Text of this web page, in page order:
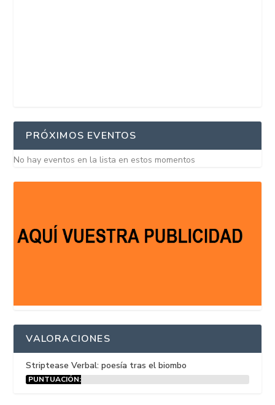
PRÓXIMOS EVENTOS
No hay eventos en la lista en estos momentos
VALORACIONES
Striptease Verbal: poesía tras el biombo
PUNTUACIÓN: